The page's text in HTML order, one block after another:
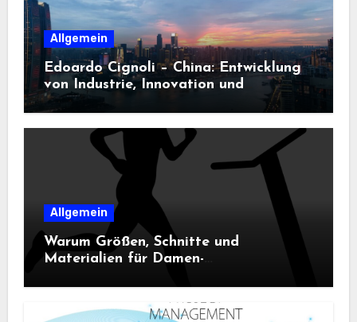
Allgemein
Edoardo Cignoli – China: Entwicklung
von Industrie, Innovation und
Technologie
Allgemein
Warum Größen, Schnitte und
Materialien für Damen-